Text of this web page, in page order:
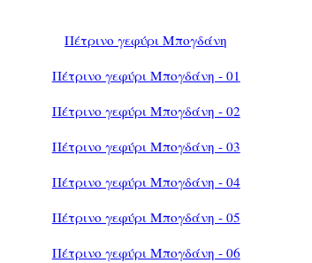
Πέτρινο γεφύρι Μπογδάνη
Πέτρινο γεφύρι Μπογδάνη - 01
Πέτρινο γεφύρι Μπογδάνη - 02
Πέτρινο γεφύρι Μπογδάνη - 03
Πέτρινο γεφύρι Μπογδάνη - 04
Πέτρινο γεφύρι Μπογδάνη - 05
Πέτρινο γεφύρι Μπογδάνη - 06